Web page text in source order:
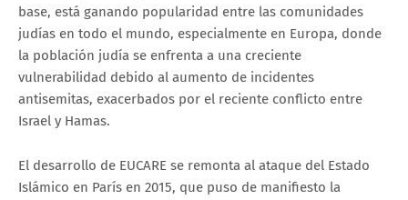
base, está ganando popularidad entre las comunidades
judías en todo el mundo, especialmente en Europa, donde
la población judía se enfrenta a una creciente
vulnerabilidad debido al aumento de incidentes
antisemitas, exacerbados por el reciente conflicto entre
Israel y Hamas.
El desarrollo de EUCARE se remonta al ataque del Estado
Islámico en París en 2015, que puso de manifiesto la